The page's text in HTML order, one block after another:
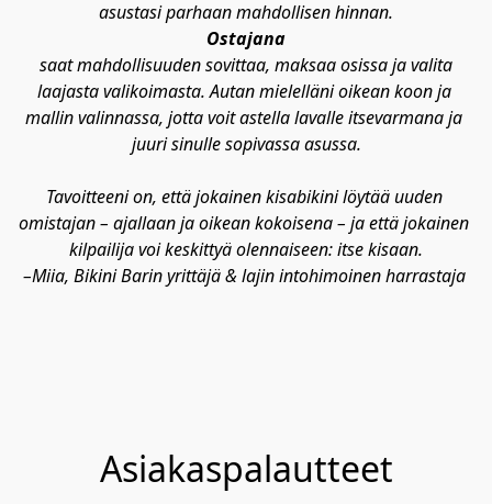
asustasi parhaan mahdollisen hinnan.
Ostajana
laajasta valikoimasta. Autan mielelläni oikean koon ja
mallin valinnassa, jotta voit astella lavalle itsevarmana ja
juuri sinulle sopivassa asussa.
Tavoitteeni on, että jokainen kisabikini löytää uuden
omistajan – ajallaan ja oikean kokoisena – ja että jokainen
kilpailija voi keskittyä olennaiseen: itse kisaan.
–Miia, Bikini Barin yrittäjä & lajin intohimoinen harrastaja
Asiakaspalautteet